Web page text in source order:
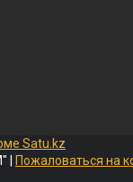
Satu.kz
|
Пожаловаться на